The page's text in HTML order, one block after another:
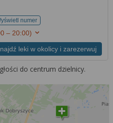
numer
– 20:00)
leki w okolicy i zarezerwuj
do centrum dzielnicy.